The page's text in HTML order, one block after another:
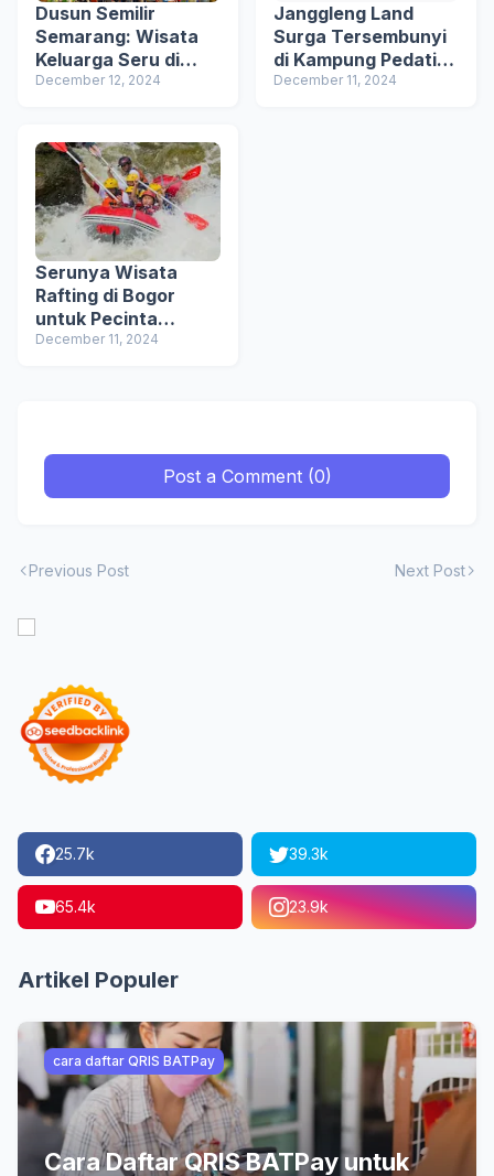
Dusun Semilir
Semarang: Wisata
Keluarga Seru di
Jawa Tengah
December 12, 2024
Janggleng Land
Surga Tersembunyi
di Kampung Pedati
Desa Jatimulya
December 11, 2024
Serunya Wisata
Rafting di Bogor
untuk Pecinta
Adrenalin
December 11, 2024
Post a Comment (0)
Previous Post Next Post
25.7k 39.3k
65.4k 23.9k
Artikel Populer
cara daftar QRIS BATPay
Cara Daftar QRIS BATPay untuk